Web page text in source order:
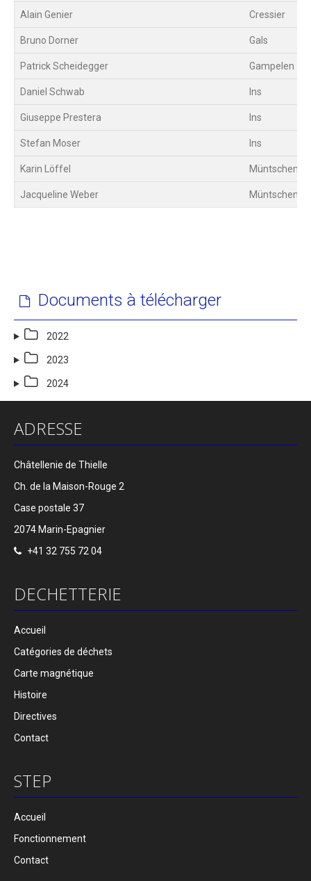
Alain Genier Cressier
Bruno Dorner Gals
Patrick Scheidegger Gampelen
Daniel Schwab Ins
Giuseppe Prestera Ins
Stefan Moser Ins
Karin Löffel
Jacqueline Weber
Documents à télécharger
2022
2023
2024
ADRESSE
Châtellenie de Thielle
Ch. de la Maison-Rouge 2
Case postale 37
2074 Marin-Epagnier
+41 32 755 72 04
DECHETTERIE
Accueil
Catégories de déchets
Carte magnétique
Histoire
Directives
Contact
STEP
Accueil
Fonctionnement
Contact